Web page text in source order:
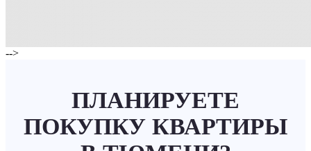
-->
ПЛАНИРУЕТЕ
ПОКУПКУ КВАРТИРЫ